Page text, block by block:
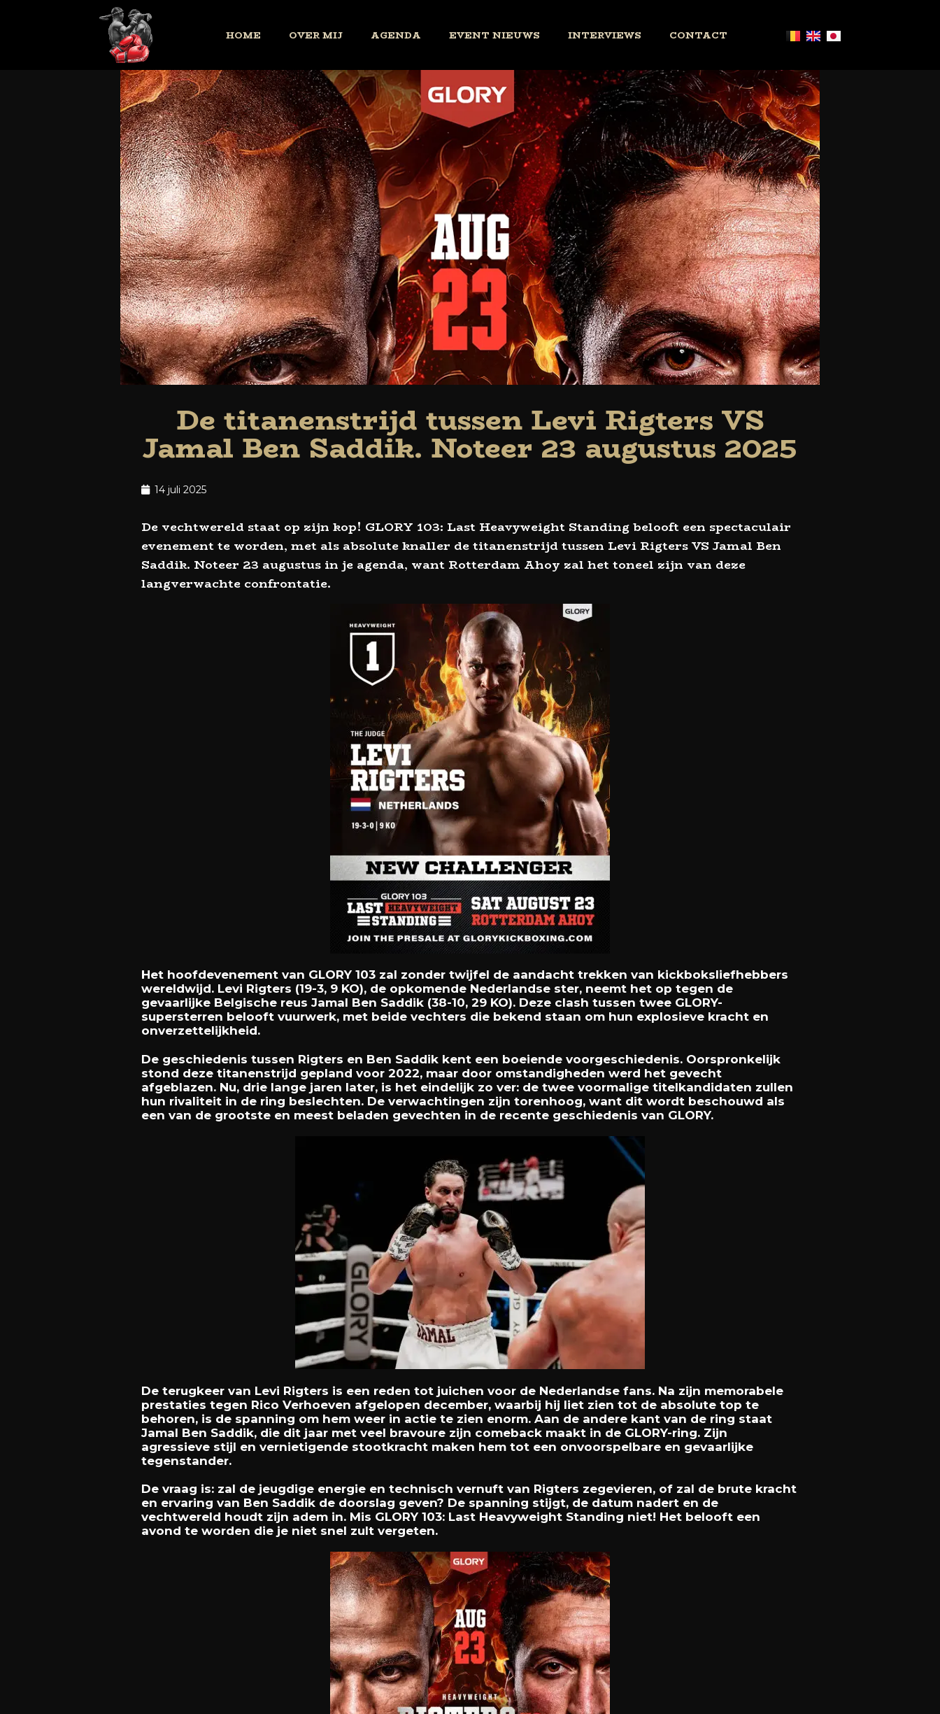
HOME OVER MIJ AGENDA EVENT NIEUWS INTERVIEWS CONTACT
De titanenstrijd tussen Levi Rigters VS
Jamal Ben Saddik. Noteer 23 augustus 2025
14 juli 2025
De vechtwereld staat op zijn kop! GLORY 103: Last Heavyweight Standing belooft een spectaculair
evenement te worden, met als absolute knaller de titanenstrijd tussen Levi Rigters VS Jamal Ben
Saddik. Noteer 23 augustus in je agenda, want Rotterdam Ahoy zal het toneel zijn van deze
langverwachte confrontatie.
Het hoofdevenement van GLORY 103 zal zonder twijfel de aandacht trekken van kickboksliefhebbers
wereldwijd. Levi Rigters (19-3, 9 KO), de opkomende Nederlandse ster, neemt het op tegen de
gevaarlijke Belgische reus Jamal Ben Saddik (38-10, 29 KO). Deze clash tussen twee GLORY-
supersterren belooft vuurwerk, met beide vechters die bekend staan om hun explosieve kracht en
onverzettelijkheid.
De geschiedenis tussen Rigters en Ben Saddik kent een boeiende voorgeschiedenis. Oorspronkelijk
stond deze titanenstrijd gepland voor 2022, maar door omstandigheden werd het gevecht
afgeblazen. Nu, drie lange jaren later, is het eindelijk zo ver: de twee voormalige titelkandidaten zullen
hun rivaliteit in de ring beslechten. De verwachtingen zijn torenhoog, want dit wordt beschouwd als
een van de grootste en meest beladen gevechten in de recente geschiedenis van GLORY.
De terugkeer van Levi Rigters is een reden tot juichen voor de Nederlandse fans. Na zijn memorabele
prestaties tegen Rico Verhoeven afgelopen december, waarbij hij liet zien tot de absolute top te
behoren, is de spanning om hem weer in actie te zien enorm. Aan de andere kant van de ring staat
Jamal Ben Saddik, die dit jaar met veel bravoure zijn comeback maakt in de GLORY-ring. Zijn
agressieve stijl en vernietigende stootkracht maken hem tot een onvoorspelbare en gevaarlijke
tegenstander.
De vraag is: zal de jeugdige energie en technisch vernuft van Rigters zegevieren, of zal de brute kracht
en ervaring van Ben Saddik de doorslag geven? De spanning stijgt, de datum nadert en de
vechtwereld houdt zijn adem in. Mis GLORY 103: Last Heavyweight Standing niet! Het belooft een
avond te worden die je niet snel zult vergeten.